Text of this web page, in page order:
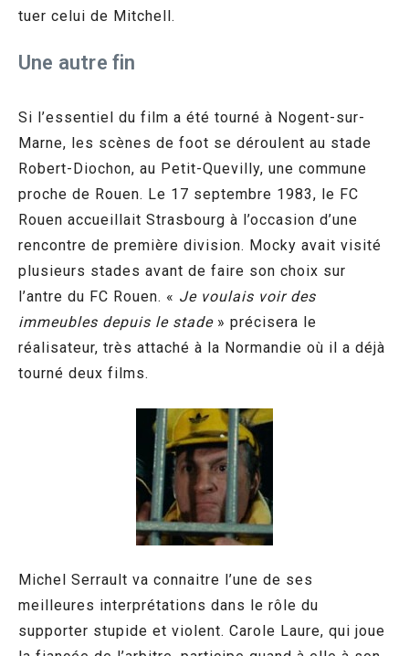
tuer celui de Mitchell.
Une autre fin
Si l’essentiel du film a été tourné à Nogent-sur-
Marne, les scènes de foot se déroulent au stade
Robert-Diochon, au Petit-Quevilly, une commune
proche de Rouen. Le 17 septembre 1983, le FC
Rouen accueillait Strasbourg à l’occasion d’une
rencontre de première division. Mocky avait visité
plusieurs stades avant de faire son choix sur
l’antre du FC Rouen. « Je voulais voir des
immeubles depuis le stade» précisera le
réalisateur, très attaché à la Normandie où il a déjà
tourné deux films.
Michel Serrault va connaitre l’une de ses
meilleures interprétations dans le rôle du
supporter stupide et violent. Carole Laure, qui joue